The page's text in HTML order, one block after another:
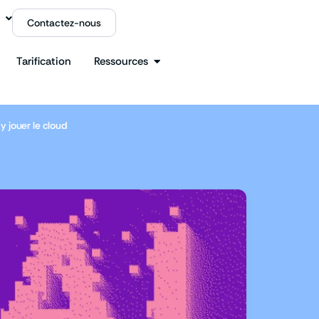
Contactez-nous
Tarification Ressources
jouer le cloud